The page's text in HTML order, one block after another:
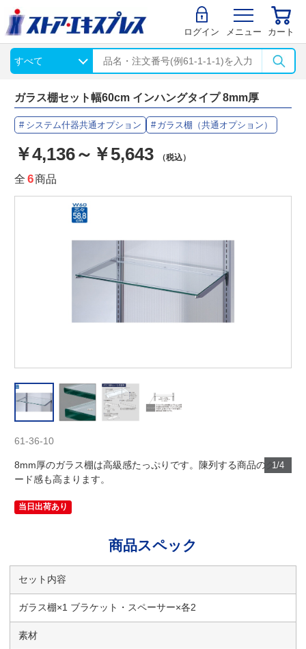
ログイン メニュー カート
ガラス棚セット幅60cm インハングタイプ 8mm厚
システム什器共通オプション ガラス棚（共通オプション）
￥4,136～￥5,643 （税込）
全 6商品
1/4
61-36-10
8mm厚のガラス棚は高級感たっぷりです。陳列する商品のグレ
ード感も高まります。
当日出荷あり
商品スペック
セット内容
ガラス棚×1 ブラケット・スペーサー×各2
素材